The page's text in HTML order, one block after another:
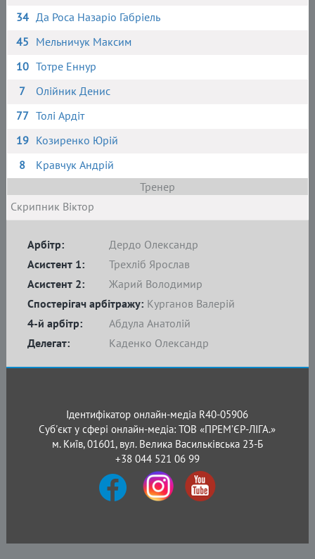
34 Да Роса Назаріо Габріель
45 Мельничук Максим
10 Тотре Еннур
7
Олійник Денис
77 Толі Ардіт
19 Козиренко Юрій
8
Кравчук Андрій
Тренер
Скрипник Віктор
Арбітр:
Дердо Олександр
Асистент 1:
Трехліб Ярослав
Асистент 2:
Жарий Володимир
4-й арбітр:
Абдула Анатолій
Делегат:
Каденко Олександр
Спостерігач арбітражу: Курганов Валерій
Ідентифікатор онлайн-медіа R40-05906
Суб'єкт у сфері онлайн-медіа: ТОВ «ПРЕМ’ЄР-ЛІГА.»
м. Київ, 01601, вул. Велика Васильківська 23-Б
+38 044 521 06 99